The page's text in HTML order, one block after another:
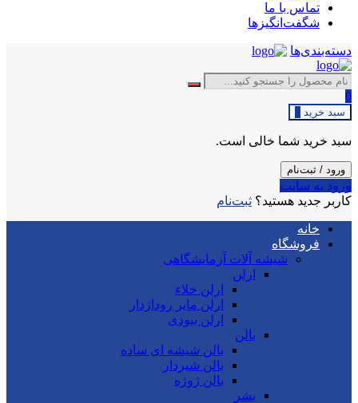
تماس با ما
شگفت‌انگیزها
دسته‌بندی‌ها
0
سبد خرید
سبد خرید شما خالی است.
ورود / ثبت‌نام
ورود به سایت
کاربر جدید هستید؟ ثبت‌نام
خانه
فروشگاه
شیشه آلات آزمایشگاهی
ارلن
ارلن خلاء
ارلن مایر روداژدار
ارلن بیودی
بالن
بالن شیشه ای ساده
بالن شیردار
بالن ژوژه
بشر